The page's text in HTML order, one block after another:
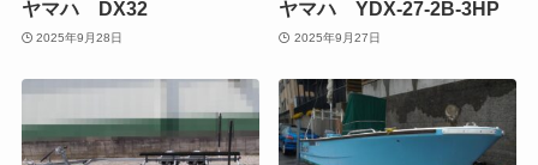
ヤマハ DX32
2025年9月28日
ヤマハ YDX-27-2B-3HP
2025年9月27日